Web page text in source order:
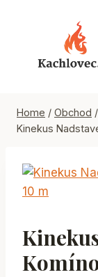
Home / Obchod /
Kinekus